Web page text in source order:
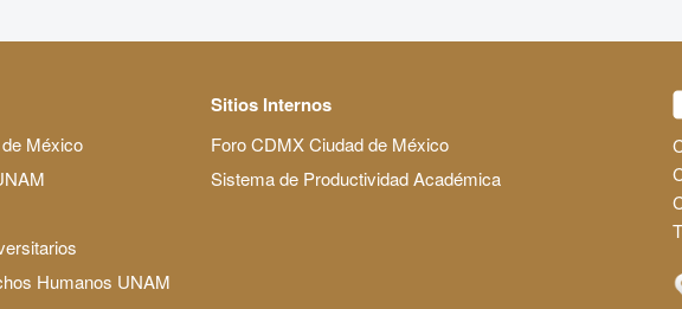
México
Humanos UNAM
Sitios Internos
Foro CDMX Ciudad de México
Sistema de Productividad Académica